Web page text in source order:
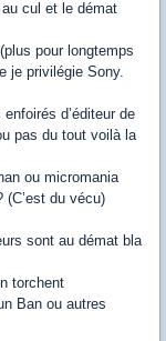
cul et le démat
pour longtemps
je privilégie Sony.
d’éditeur de
pas du tout voilà la
ou micromania
(C’est du vécu)
sont au démat bla
torchent
Ban ou autres